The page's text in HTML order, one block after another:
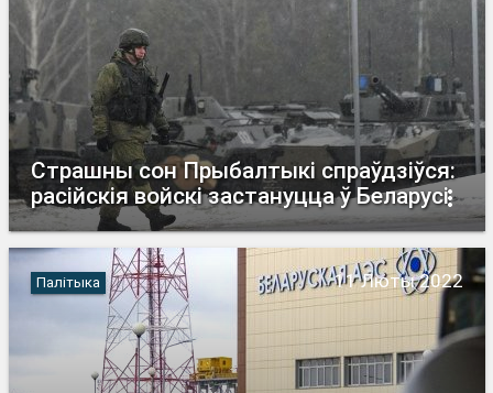
Страшны сон Прыбалтыкі спраўдзіўся:
расійскія войскі застануцца ў Беларусі
Палітыка 11 Люты 2022